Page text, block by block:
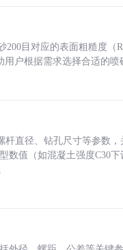
目对应的表面粗糙度（
户根据需求选择合适的喷
直径、钻孔尺寸等参数
数值（如混凝土强度C30